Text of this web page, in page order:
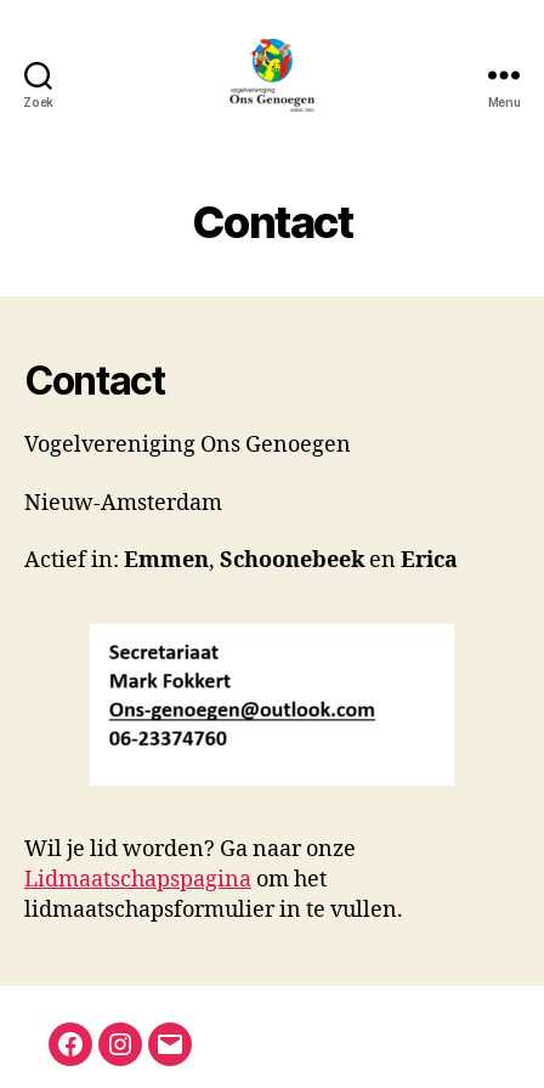
Zoek Menu
Contact
Contact
Vogelvereniging Ons Genoegen
Nieuw-Amsterdam
Actief in: Emmen, SchoonebeekenErica
Wil je lid worden? Ga naar onze
Lidmaatschapspagina om het
lidmaatschapsformulier in te vullen.
Facebook
Instagram
E-